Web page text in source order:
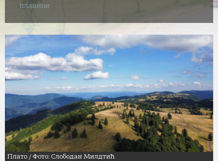
планини
Плато / Фото: Слободан Милдтић